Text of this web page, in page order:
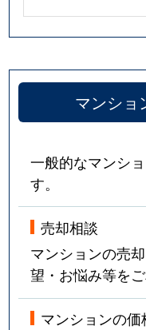
マンショ
一般的なマンシ
す。
売却相談
マンションの売
望・お悩み等を
マンションの価